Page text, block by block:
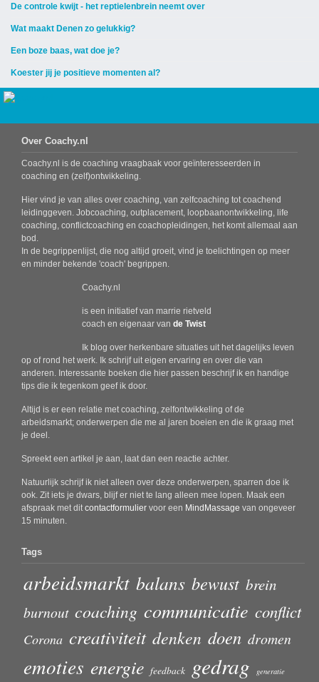
De controle kwijt - het reptielenbrein neemt over
Wat maakt Denen zo gelukkig?
Een boze baas, wat doe je?
Koester jij je positieve momenten al?
Over Coachy.nl
Coachy.nl is de coaching vraagbaak voor geïnteresseerden in
coaching en (zelf)ontwikkeling.
Hier vind je van alles over coaching, van zelfcoaching tot coachend
leidinggeven. Jobcoaching, outplacement, loopbaanontwikkeling, life
coaching, conflictcoaching en coachopleidingen, het komt allemaal aan
bod.
In de begrippenlijst, die nog altijd groeit, vind je toelichtingen op meer
en minder bekende 'coach' begrippen.
Coachy.nl
is een initiatief van marrie rietveld
coach en eigenaar van de Twist
Ik blog over herkenbare situaties uit het dagelijks leven
op of rond het werk. Ik schrijf uit eigen ervaring en over die van
anderen. Interessante boeken die hier passen beschrijf ik en handige
tips die ik tegenkom geef ik door.
Altijd is er een relatie met coaching, zelfontwikkeling of de
arbeidsmarkt; onderwerpen die me al jaren boeien en die ik graag met
je deel.
Spreekt een artikel je aan, laat dan een reactie achter.
Natuurlijk schrijf ik niet alleen over deze onderwerpen, sparren doe ik
ook. Zit iets je dwars, blijf er niet te lang alleen mee lopen. Maak een
afspraak met ditcontactformulier voor een MindMassage van ongeveer
15 minuten.
Tags
arbeidsmarkt balans bewust brein
burnout coaching communicatie conflict
Corona creativiteit denken doen dromen
emoties energie feedback gedrag generatie